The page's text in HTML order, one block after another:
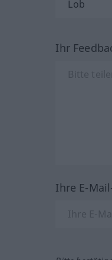
Ihr
Ihre E-